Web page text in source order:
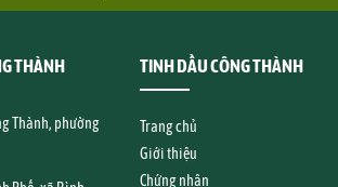
THÀNH
Thành, phường
TINH DẦU CÔNG THÀNH
Trang chủ
Giới thiệu
Chứng nhận